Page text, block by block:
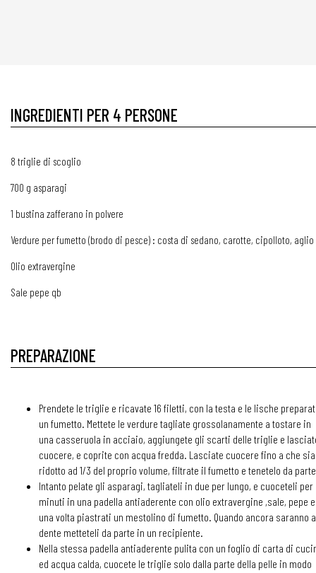
INGREDIENTI PER 4 PERSONE
8 triglie di scoglio
700 g asparagi
1 bustina zafferano in polvere
Verdure per fumetto (brodo di pesce) : costa di sedano, carotte, cipolloto, aglio
Olio extravergine
Sale pepe qb
PREPARAZIONE
Prendete le triglie e ricavate 16 filetti, con la testa e le lische
un fumetto. Mettete le verdure tagliate grossolanamente a tostare in
una casseruola in acciaio, aggiungete gli scarti delle triglie e
cuocere, e coprite con acqua fredda. Lasciate cuocere fino a che sia
ridotto ad 1/3 del proprio volume, filtrate il fumetto e tenetelo da
Intanto pelate gli asparagi, tagliateli in due per lungo, e cuoceteli per
minuti in una padella antiaderente con olio extravergine ,sale, pepe e
una volta piastrati un mestolino di fumetto. Quando ancora saranno
dente metteteli da parte in un recipiente.
Nella stessa padella antiaderente pulita con un foglio di carta di
ed acqua calda, cuocete le triglie solo dalla parte della pelle in modo